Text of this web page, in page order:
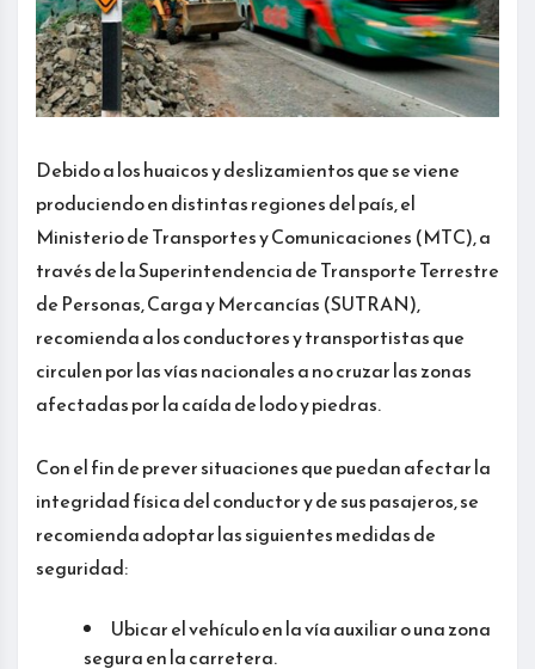
Debido a los huaicos y deslizamientos que se viene
produciendo en distintas regiones del país, el
Ministerio de Transportes y Comunicaciones (MTC), a
través de la Superintendencia de Transporte Terrestre
de Personas, Carga y Mercancías (SUTRAN),
recomienda a los conductores y transportistas que
circulen por las vías nacionales a no cruzar las zonas
afectadas por la caída de lodo y piedras.
Con el fin de prever situaciones que puedan afectar la
integridad física del conductor y de sus pasajeros, se
recomienda adoptar las siguientes medidas de
seguridad:
Ubicar el vehículo en la vía auxiliar o una zona
segura en la carretera.